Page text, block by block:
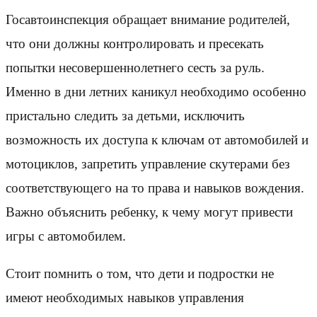
Госавтоинспекция обращает внимание родителей,
что они должны контролировать и пресекать
попытки несовершеннолетнего сесть за руль.
Именно в дни летних каникул необходимо особенно
пристально следить за детьми, исключить
возможность их доступа к ключам от автомобилей и
мотоциклов, запретить управление скутерами без
соответствующего на то права и навыков вождения.
Важно объяснить ребенку, к чему могут привести
игры с автомобилем.
Стоит помнить о том, что дети и подростки не
имеют необходимых навыков управления